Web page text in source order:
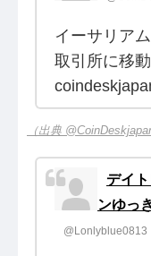
イーサリア
取引所に移動
（出典
デイ
ンゆっ
@Lonlyblue0813